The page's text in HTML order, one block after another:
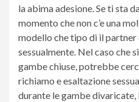
la abima adesione. Se ti sta
momento che non c’e una
modello che tipo di il
sessualmente. Nel caso che
gambe chiuse, potrebbe
richiamo e esaltazione
durante le gambe